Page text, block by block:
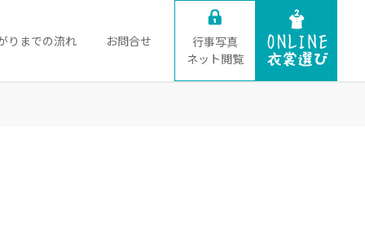
りまでの流れ お問合せ
行事写真
ネット閲覧